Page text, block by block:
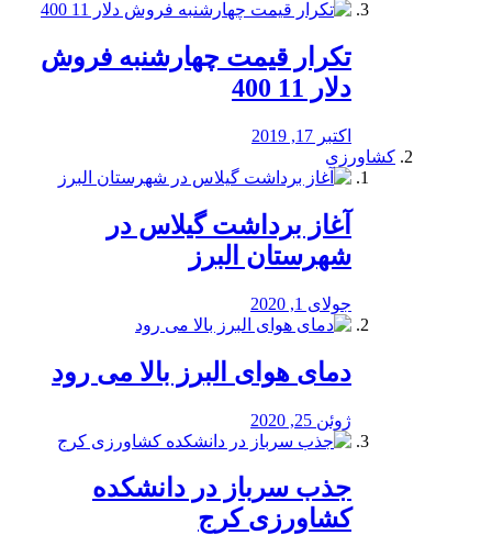
تکرار قیمت چهارشنبه فروش
دلار 11 400
اکتبر 17, 2019
کشاورزی
آغاز برداشت گیلاس در
شهرستان البرز
جولای 1, 2020
دمای هوای البرز بالا می رود
ژوئن 25, 2020
جذب سرباز در دانشکده
کشاورزی کرج